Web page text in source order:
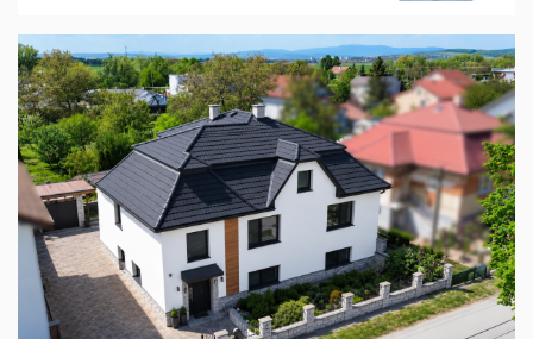
zaujímavý
rozsiahly
pozemok
rovinatý
pozemok